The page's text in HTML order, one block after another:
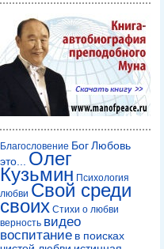
Благословение БогЛюбовь
это...
Олег
Кузьмин Психология
любви Свой среди
своих Стихи о любви
верность видео
воспитание в поисках